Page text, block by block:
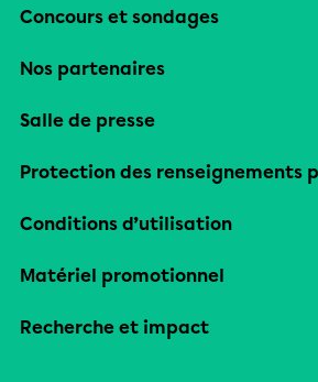
Concours et sondages
Nos partenaires
Salle de presse
Protection des renseignements
Conditions d’utilisation
Matériel promotionnel
Recherche et impact